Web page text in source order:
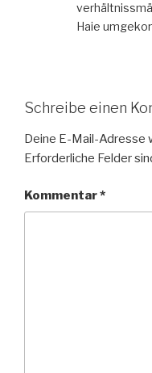
Haie
Schreibe einen
Deine E-Mail-Adresse
Erforderliche Felder
Kommentar*